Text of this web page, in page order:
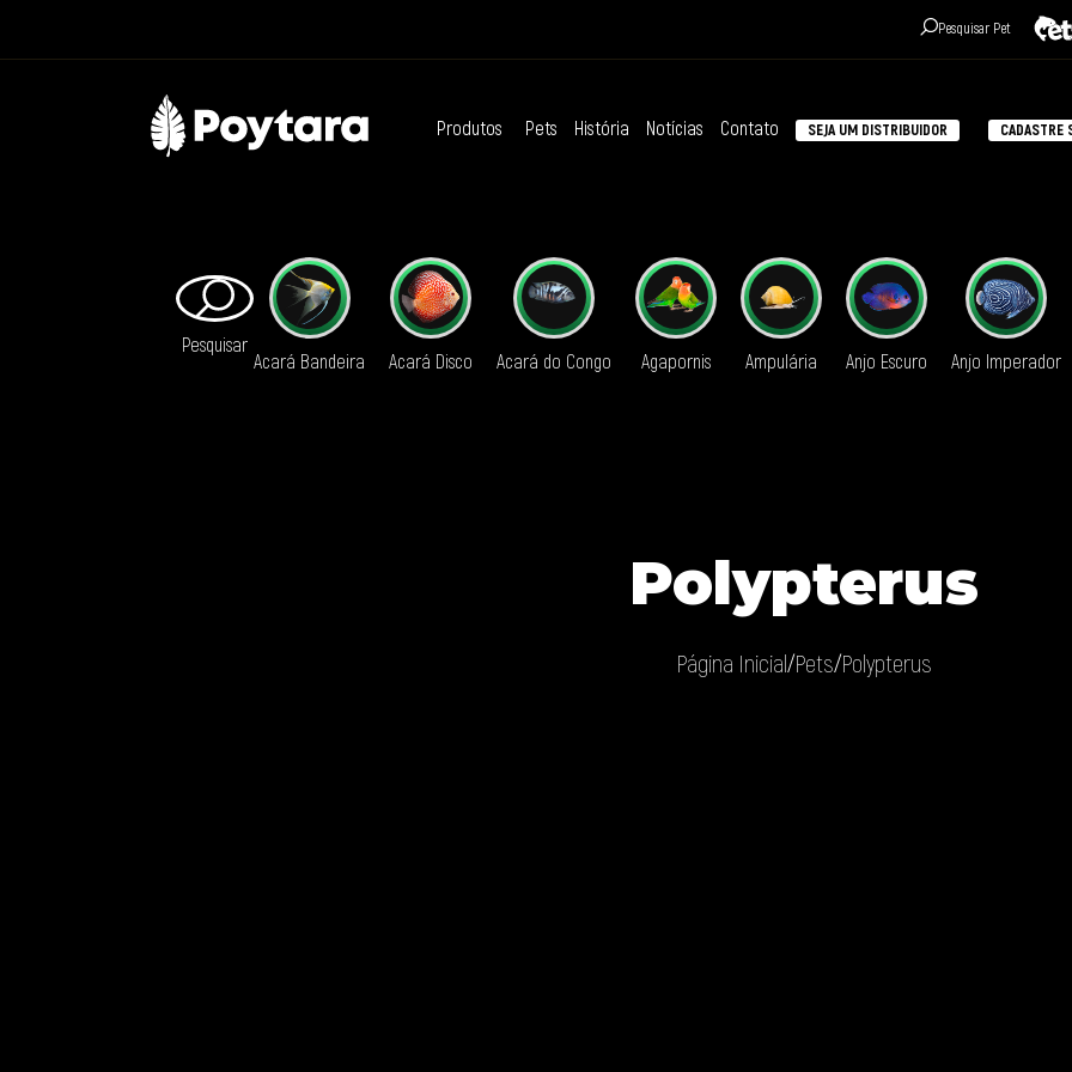
Pesquisar Pet
Produtos Pets História Notícias Contato SEJA UM DISTRIBUIDOR CADASTRE
Polypterus
Página Inicial/Pets/Polypterus
Pesquisar
Acará Bandeira Acará Disco Acará do Congo Agapornis Ampulária Anjo Escuro Anjo Imperador